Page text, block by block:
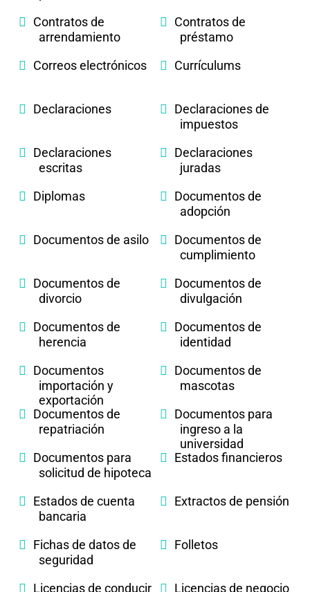
Contratos de
arrendamiento
Contratos de
préstamo
Correos electrónicos
Currículums
Declaraciones
Declaraciones de
impuestos
Declaraciones
escritas
Declaraciones
juradas
Diplomas
Documentos de
adopción
Documentos de asilo
Documentos de
cumplimiento
Documentos de
divorcio
Documentos de
divulgación
Documentos de
herencia
Documentos de
identidad
Documentos
importación y
exportación
Documentos de
mascotas
Documentos de
repatriación
Documentos para
ingreso a la
universidad
Documentos para
solicitud de hipoteca
Estados financieros
Estados de cuenta
bancaria
Extractos de pensión
Fichas de datos de
seguridad
Folletos
Licencias de conducir Licencias de negocio